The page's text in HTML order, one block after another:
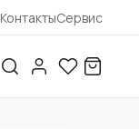
КонтактыСервис